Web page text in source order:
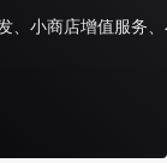
、小商店增值服务